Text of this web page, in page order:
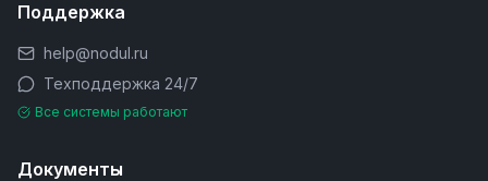
Поддержка
help@nodul.ru
Техподдержка 24/7
Все системы работают
Документы